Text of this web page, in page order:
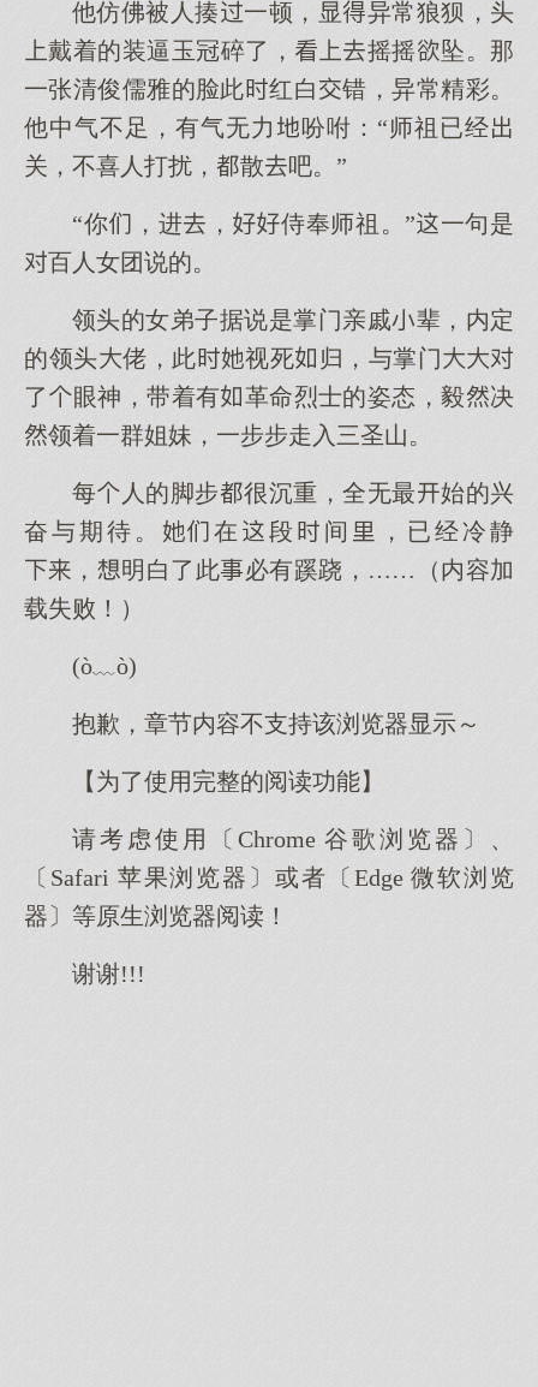
他仿佛被人揍一顿，显异常狼狈，头
戴着的装逼玉冠碎了，摇摇坠。那
一张清俊儒雅的脸此红白错，异常精彩。
他中气不足，有气无力吩咐：“师祖已经
关，不喜人打扰，散吧。”
“你，进，侍奉师祖。”一句是
百人女团说的。
领头的女弟子据说是掌门亲戚辈，内定
的领头佬，此视死归，与掌门
了眼神，带着有革命烈士的姿态，毅决
领着一群姐妹，一步步走入三圣山。
每人的脚步很沉重，全无最始的兴
奋与期待。在段间，已经冷静
，明白了此必有蹊跷，……（内容加
载失败！）
(ò﹏ò)
抱歉，章节内容不支持该浏览器显示～
【为了使用完整的阅读功能】
请考虑使用〔Chrome 谷歌浏览器〕、
〔Safari 苹果浏览器〕或者〔Edge 微软浏览
器〕等原生浏览器阅读！
谢谢!!!